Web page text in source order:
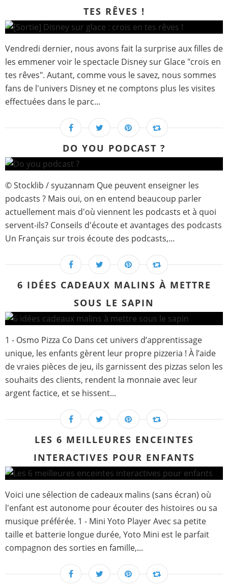
TES RÊVES !
Vendredi dernier, nous avons fait la surprise aux filles de
les emmener voir le spectacle Disney sur Glace "crois en
tes rêves". Autant, comme vous le savez, nous sommes
fans de l'univers Disney et ne comptons plus les visites
effectuées dans le parc...
DO YOU PODCAST ?
© Stocklib / syuzannam Que peuvent enseigner les
podcasts ? Mais oui, on en entend beaucoup parler
actuellement mais d'où viennent les podcasts et à quoi
servent-ils? Conseils d'écoute et avantages des podcasts
Un Français sur trois écoute des podcasts,...
6 IDÉES CADEAUX MALINS À METTRE
SOUS LE SAPIN
1 - Osmo Pizza Co Dans cet univers d’apprentissage
unique, les enfants gèrent leur propre pizzeria ! À l’aide
de vraies pièces de jeu, ils garnissent des pizzas selon les
souhaits des clients, rendent la monnaie avec leur
argent factice, et se hissent...
LES 6 MEILLEURES ENCEINTES
INTERACTIVES POUR ENFANTS
Voici une sélection de cadeaux malins (sans écran) où
l'enfant est autonome pour écouter des histoires ou sa
musique préférée. 1 - Mini Yoto Player Avec sa petite
taille et batterie longue durée, Yoto Mini est le parfait
compagnon des sorties en famille,...